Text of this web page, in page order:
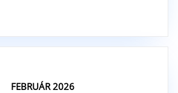
FEBRUÁR 2026